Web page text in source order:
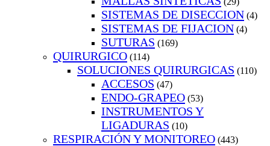
SISTEMAS DE DISECCION (4)
SISTEMAS DE FIJACION (4)
SUTURAS (169)
QUIRURGICO (114)
SOLUCIONES QUIRURGICAS (110)
ACCESOS (47)
ENDO-GRAPEO (53)
INSTRUMENTOS Y
LIGADURAS (10)
RESPIRACIÓN Y MONITOREO (443)